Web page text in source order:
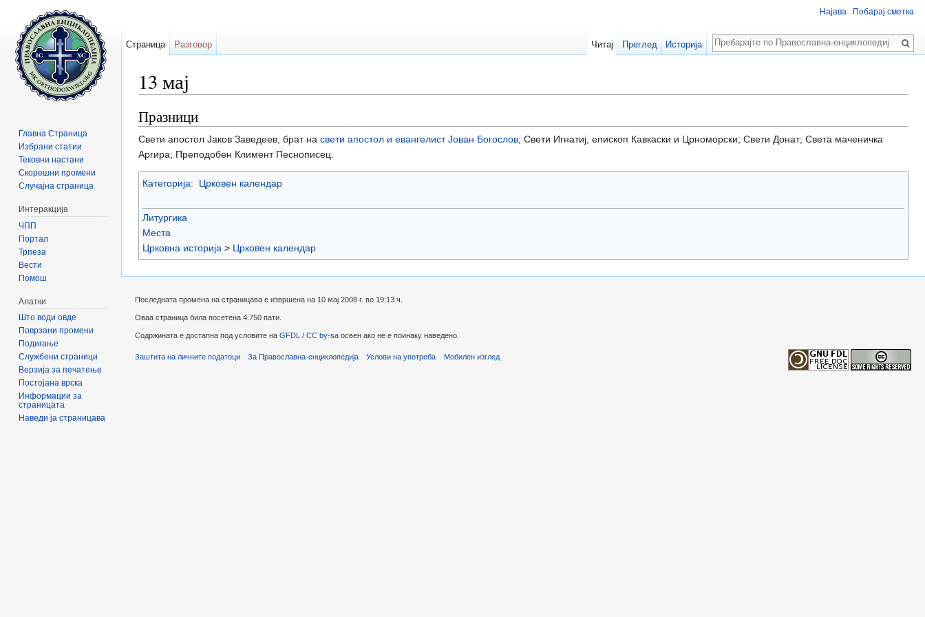
13 мај
Празници
Свети апостол Јаков Заведеев, брат на свети апостол и евангелист Јован Богослов; Свети Игнатиј, епископ Кавкаски и Црноморски; Свети Донат; Света маченичка
Аргира; Преподобен Климент Песнописец.
Категорија: Црковен календар
Литургика
Места
Црковна историја > Црковен календар
Најава Побарај сметка
Страница Разговор Читај Преглед Историја
Пребарај
Главна Страница
Избрани статии
Тековни настани
Скорешни промени
Случајна страница
Интеракција
ЧПП
Портал
Трпеза
Вести
Помош
Алатки
Што води овде
Поврзани промени
Подигање
Службени страници
Верзија за печатење
Постојана врска
Информации за
страницата
Наведи ја страницава
Последната промена на страницава е извршена на 10 мај 2008 г. во 19:13 ч.
Оваа страница била посетена 4.750 пати.
Содржината е достапна под условите на GFDL / CC by-sa освен ако не е поинаку наведено.
Заштита на личните податоци За Православна-енциклопедија Услови на употреба Мобилен изглед